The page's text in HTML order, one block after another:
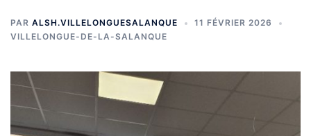
PAR ALSH.VILLELONGUESALANQUE
11 FÉVRIER 2026
VILLELONGUE-DE-LA-SALANQUE